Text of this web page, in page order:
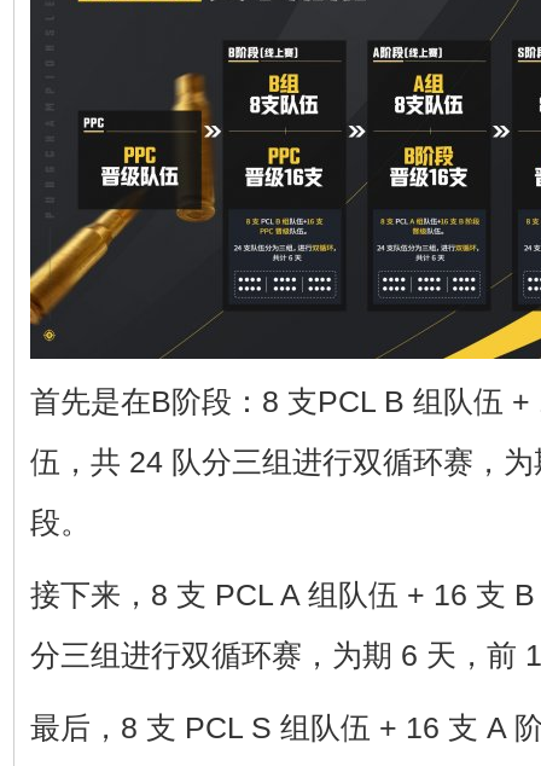
首先是在B阶段：8 支PCL B 组队伍
伍，共 24 队分三组进行双循环赛，
段。
接下来，8 支 PCL A 组队伍 + 16 支
分三组进行双循环赛，为期 6 天，前
最后，8 支 PCL S 组队伍 + 16 支 A